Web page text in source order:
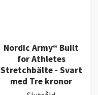
Nordic Army® Built
for Athletes
Stretchbälte - Svart
med Tre kronor